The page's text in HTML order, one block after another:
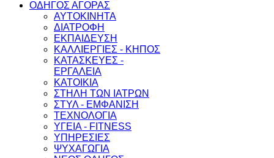
ΟΔΗΓΟΣ ΑΓΟΡΑΣ
ΑΥΤΟΚΙΝΗΤΑ
ΔΙΑΤΡΟΦΗ
ΕΚΠΑΙΔΕΥΣΗ
ΚΑΛΛΙΕΡΓΙΕΣ - ΚΗΠΟΣ
ΚΑΤΑΣΚΕΥΕΣ -
ΕΡΓΑΛΕΙΑ
ΚΑΤΟΙΚΙΑ
ΣΤΗΛΗ ΤΩΝ ΙΑΤΡΩΝ
ΣΤΥΛ - ΕΜΦΑΝΙΣΗ
ΤΕΧΝΟΛΟΓΙΑ
ΥΓΕΙΑ - FITNESS
ΥΠΗΡΕΣΙΕΣ
ΨΥΧΑΓΩΓΙΑ